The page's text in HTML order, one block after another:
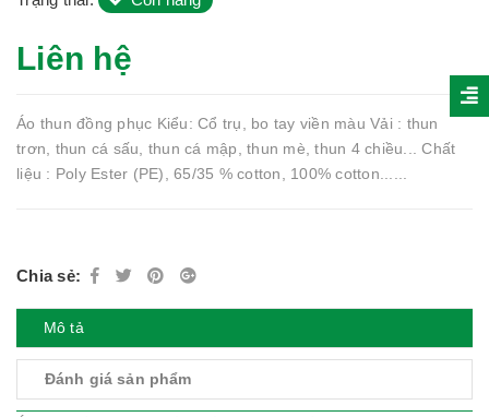
Liên hệ
Áo thun đồng phục Kiểu: Cổ trụ, bo tay viền màu Vải : thun
trơn, thun cá sấu, thun cá mập, thun mè, thun 4 chiều... Chất
liệu : Poly Ester (PE), 65/35 % cotton, 100% cotton......
Chia sẻ:
Mô tả
Đánh giá sản phẩm